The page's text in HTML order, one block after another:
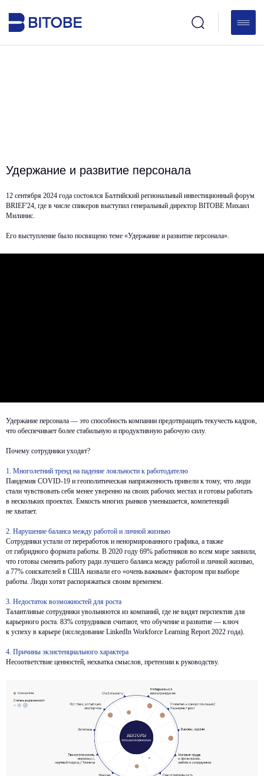
Удержание и развитие персонала
12 сентября 2024 года состоялся Балтийский региональный инвестиционный форум
BRIEF'24, где в числе спикеров выступил генеральный директор BITOBE Михаил
Милинис.
Его выступление было посвящено теме «Удержание и развитие персонала».
Удержание персонала — это способность компании предотвращать текучесть кадров,
что обеспечивает более стабильную и продуктивную рабочую силу.
Почему сотрудники уходят?
1. Многолетний тренд на падение лояльности к работодателю
Пандемия COVID-19 и геополитическая напряженность привели к тому, что люди
стали чувствовать себя менее уверенно на своих рабочих местах и готовы работать
в нескольких проектах. Емкость многих рынков уменьшается, компетенций
не хватает.
2. Нарушение баланса между работой и личной жизнью
Сотрудники устали от переработок и ненормированного графика, а также
от гибридного формата работы. В 2020 году 69% работников во всем мире заявили,
что готовы сменить работу ради лучшего баланса между работой и личной жизнью,
а 77% соискателей в США назвали его «очень важным» фактором при выборе
работы. Люди хотят распоряжаться своим временем.
3. Недостаток возможностей для роста
Талантливые сотрудники увольняются из компаний, где не видят перспектив для
карьерного роста. 83% сотрудников считают, что обучение и развитие — ключ
к успеху в карьере (исследование LinkedIn Workforce Learning Report 2022 года).
4. Причины экзистенциального характера
Несоответствие ценностей, нехватка смыслов, претензии к руководству.